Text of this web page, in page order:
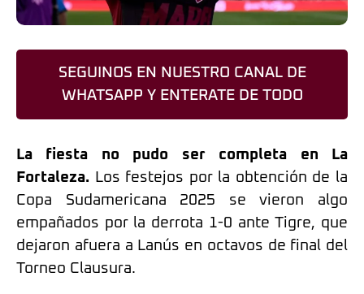
SEGUINOS EN NUESTRO CANAL DE
WHATSAPP Y ENTERATE DE TODO
La fiesta no pudo ser completa en La
Fortaleza. Los festejos por la obtención de la
Copa Sudamericana 2025 se vieron algo
empañados por la derrota 1-0 ante Tigre, que
dejaron afuera a Lanús en octavos de final del
Torneo Clausura.